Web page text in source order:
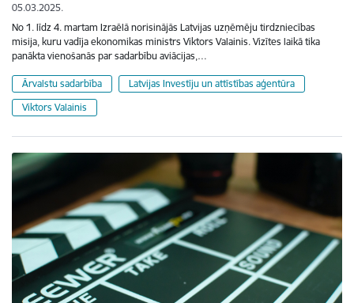
05.03.2025.
No 1. līdz 4. martam Izraēlā norisinājās Latvijas uzņēmēju tirdzniecības
misija, kuru vadīja ekonomikas ministrs Viktors Valainis. Vizītes laikā tika
panākta vienošanās par sadarbību aviācijas,…
Ārvalstu sadarbība
Latvijas Investīju un attīstības aģentūra
Viktors Valainis